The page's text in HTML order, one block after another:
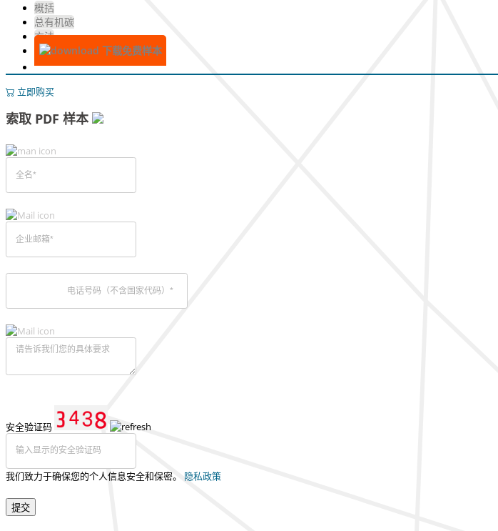
概括
总有机碳
方法
下载免费样本
立即购买
索取 PDF 样本
安全验证码
我们致力于确保您的个人信息安全和保密。 隐私政策
提交